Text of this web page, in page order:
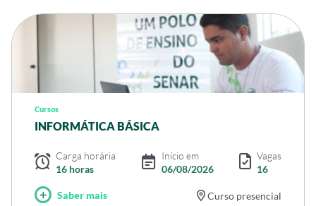
Cursos
INFORMÁTICA BÁSICA
Carga horária
16 horas
Início em
06/08/2026
Vagas
16
Saber mais Curso presencial